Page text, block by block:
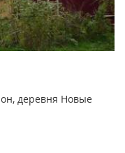
деревня Новые